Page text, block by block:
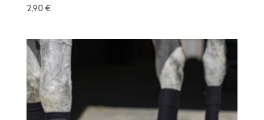
2,90€